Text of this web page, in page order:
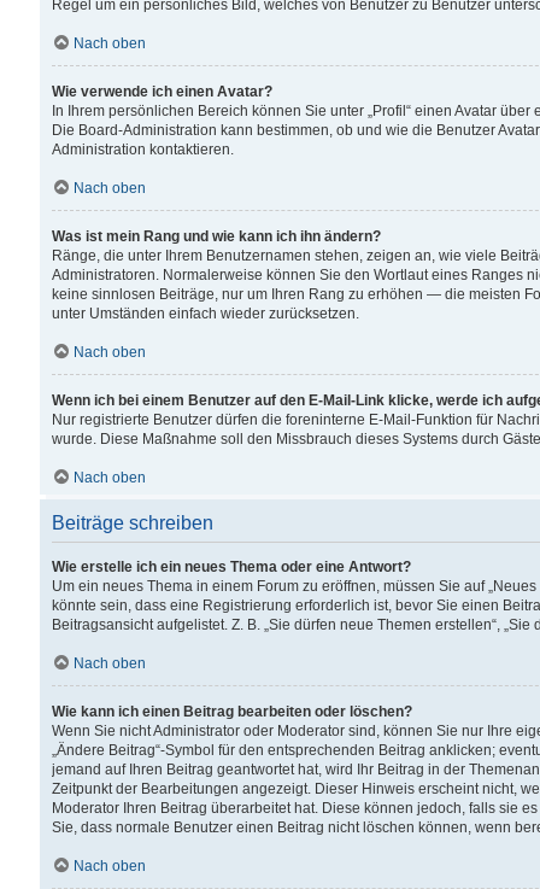
Regel um ein persönliches Bild, welches von Benutzer zu Benutzer
Nach oben
Wie verwende ich einen Avatar?
In Ihrem persönlichen Bereich können Sie unter „Profil“ einen Avatar
Die Board-Administration kann bestimmen, ob und wie die Benutzer
Administration kontaktieren.
Nach oben
Was ist mein Rang und wie kann ich ihn ändern?
Ränge, die unter Ihrem Benutzernamen stehen, zeigen an, wie viele
Administratoren. Normalerweise können Sie den Wortlaut eines Ranges
keine sinnlosen Beiträge, nur um Ihren Rang zu erhöhen — die meisten
unter Umständen einfach wieder zurücksetzen.
Nach oben
Wenn ich bei einem Benutzer auf den E-Mail-Link klicke, werde ich
Nur registrierte Benutzer dürfen die foreninterne E-Mail-Funktion für
wurde. Diese Maßnahme soll den Missbrauch dieses Systems durch
Nach oben
Beiträge schreiben
Wie erstelle ich ein neues Thema oder eine Antwort?
Um ein neues Thema in einem Forum zu eröffnen, müssen Sie auf
könnte sein, dass eine Registrierung erforderlich ist, bevor Sie einen
Beitragsansicht aufgelistet. Z. B. „Sie dürfen neue Themen erstellen“,
Nach oben
Wie kann ich einen Beitrag bearbeiten oder löschen?
Wenn Sie nicht Administrator oder Moderator sind, können Sie nur Ihre
„Ändere Beitrag“-Symbol für den entsprechenden Beitrag anklicken;
jemand auf Ihren Beitrag geantwortet hat, wird Ihr Beitrag in der
Zeitpunkt der Bearbeitungen angezeigt. Dieser Hinweis erscheint nicht,
Moderator Ihren Beitrag überarbeitet hat. Diese können jedoch, falls sie
Sie, dass normale Benutzer einen Beitrag nicht löschen können, wenn
Nach oben